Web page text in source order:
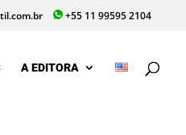
+55 11 99595 2104
A EDITORA